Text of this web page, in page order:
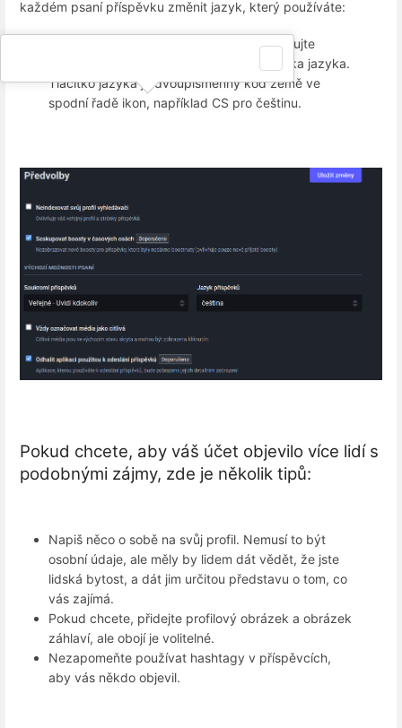
každém psaní příspěvku změnit jazyk, který používáte:
Napište příspěvek, ale zatím jej nezveřejňujte
Vyberte jazyk, který píšete, pomocí tlačítka jazyka.
Tlačítko jazyka je dvoupísmenný kód země ve
spodní řadě ikon, například CS pro češtinu.
Pokud chcete, aby váš účet objevilo více lidí s
podobnými zájmy, zde je několik tipů:
Napiš něco o sobě na svůj profil. Nemusí to být
osobní údaje, ale měly by lidem dát vědět, že jste
lidská bytost, a dát jim určitou představu o tom, co
vás zajímá.
Pokud chcete, přidejte profilový obrázek a obrázek
záhlaví, ale obojí je volitelné.
Nezapomeňte používat hashtagy v příspěvcích,
aby vás někdo objevil.